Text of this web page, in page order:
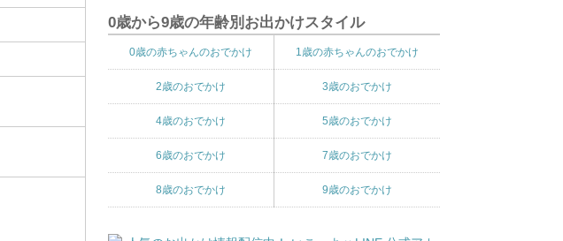
0歳から9歳の年齢別お出かけスタイル
0歳の赤ちゃんのおでかけ 1歳の赤ちゃんのおでかけ
2歳のおでかけ 3歳のおでかけ
4歳のおでかけ 5歳のおでかけ
6歳のおでかけ 7歳のおでかけ
8歳のおでかけ 9歳のおでかけ